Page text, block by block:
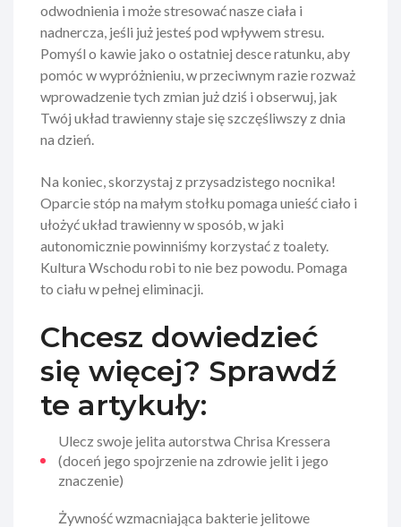
odwodnienia i może stresować nasze ciała i
nadnercza, jeśli już jesteś pod wpływem stresu.
Pomyśl o kawie jako o ostatniej desce ratunku, aby
pomóc w wypróżnieniu, w przeciwnym razie rozważ
wprowadzenie tych zmian już dziś i obserwuj, jak
Twój układ trawienny staje się szczęśliwszy z dnia
na dzień.
Na koniec, skorzystaj z przysadzistego nocnika!
Oparcie stóp na małym stołku pomaga unieść ciało i
ułożyć układ trawienny w sposób, w jaki
autonomicznie powinniśmy korzystać z toalety.
Kultura Wschodu robi to nie bez powodu. Pomaga
to ciału w pełnej eliminacji.
Chcesz dowiedzieć
się więcej? Sprawdź
te artykuły:
Ulecz swoje jelita autorstwa Chrisa Kressera
(doceń jego spojrzenie na zdrowie jelit i jego
znaczenie)
Żywność wzmacniająca bakterie jelitowe